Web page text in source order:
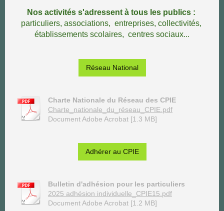
Nos activités s'adressent à tous les publics :
particuliers, associations, entreprises, collectivités,
établissements scolaires, centres sociaux...
Réseau National
Charte Nationale du Réseau des CPIE
Charte_nationale_du_réseau_CPIE.pdf
Document Adobe Acrobat [1.3 MB]
Adhérer au CPIE
Bulletin d'adhésion pour les particuliers
2025 adhésion individuelle_CPIE15.pdf
Document Adobe Acrobat [1.2 MB]